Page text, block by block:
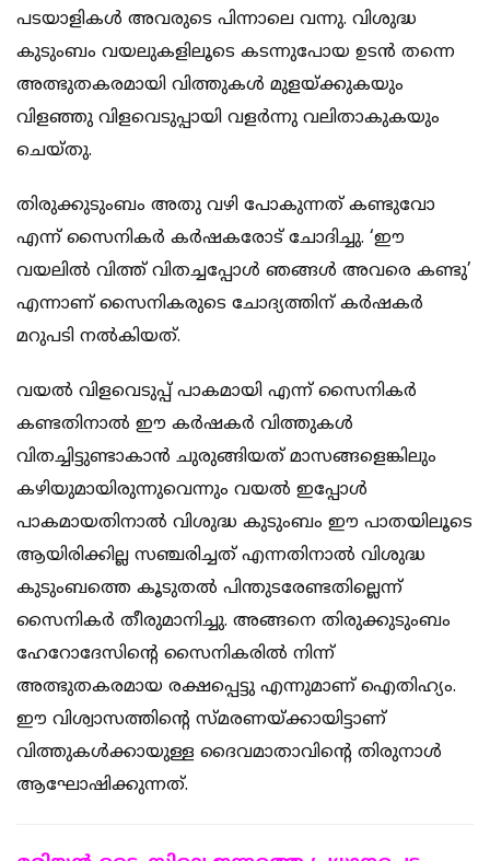
പടയാളികൾ അവരുടെ പിന്നാലെ വന്നു. വിശുദ്ധ
കുടുംബം വയലുകളിലൂടെ കടന്നുപോയ ഉടൻ തന്നെ
അത്ഭുതകരമായി വിത്തുകൾ മുളയ്ക്കുകയും
വിളഞ്ഞു വിളവെടുപ്പായി വളർന്നു വലിതാകുകയും
ചെയ്തു.
തിരുക്കുടുംബം അതു വഴി പോകുന്നത് കണ്ടുവോ
എന്ന് സൈനികർ കർഷകരോട് ചോദിച്ചു. ‘ഈ
വയലിൽ വിത്ത് വിതച്ചപ്പോൾ ഞങ്ങൾ അവരെ കണ്ടു’
എന്നാണ് സൈനികരുടെ ചോദ്യത്തിന് കർഷകർ
മറുപടി നൽകിയത്.
വയൽ വിളവെടുപ്പ് പാകമായി എന്ന് സൈനികർ
കണ്ടതിനാൽ ഈ കർഷകർ വിത്തുകൾ
വിതച്ചിട്ടുണ്ടാകാൻ ചുരുങ്ങിയത് മാസങ്ങളെങ്കിലും
കഴിയുമായിരുന്നുവെന്നും വയൽ ഇപ്പോൾ
പാകമായതിനാൽ വിശുദ്ധ കുടുംബം ഈ പാതയിലൂടെ
ആയിരിക്കില്ല സഞ്ചരിച്ചത് എന്നതിനാൽ വിശുദ്ധ
കുടുംബത്തെ കൂടുതൽ പിന്തുടരേണ്ടതില്ലെന്ന്
സൈനികർ തീരുമാനിച്ചു. അങ്ങനെ തിരുക്കുടുംബം
ഹേറോദേസിന്റെ സൈനികരിൽ നിന്ന്
അത്ഭുതകരമായ രക്ഷപ്പെട്ടു എന്നുമാണ് ഐതിഹ്യം.
ഈ വിശ്വാസത്തിന്റെ സ്മരണയ്ക്കായിട്ടാണ്
വിത്തുകൾക്കായുള്ള ദൈവമാതാവിന്റെ തിരുനാൾ
ആഘോഷിക്കുന്നത്.